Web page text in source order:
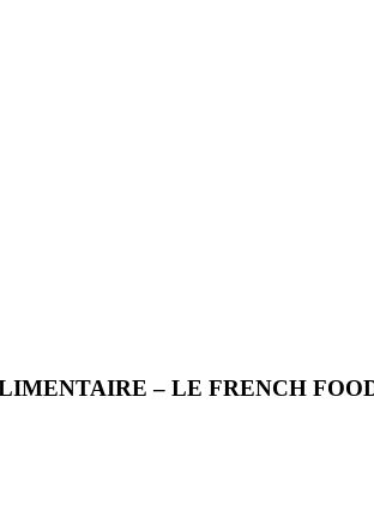
– LE FRENCH